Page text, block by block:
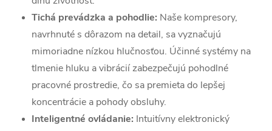
Tichá prevádzka a pohodlie: Naše kompresory,
navrhnuté s dôrazom na detail, sa vyznačujú
mimoriadne nízkou hlučnosťou. Účinné systémy na
tlmenie hluku a vibrácií zabezpečujú pohodlné
pracovné prostredie, čo sa premieta do lepšej
koncentrácie a pohody obsluhy.
Inteligentné ovládanie: Intuitívny elektronický